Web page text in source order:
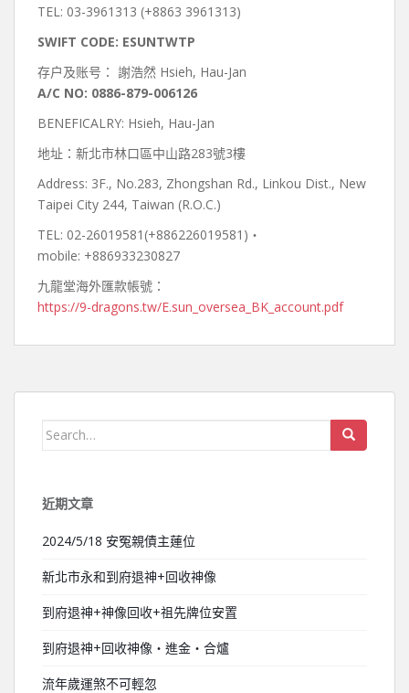
TEL: 03-3961313 (+8863 3961313)
SWIFT CODE: ESUNTWTP
存户及账号： 謝浩然 Hsieh, Hau-Jan
A/C NO: 0886-879-006126
BENEFICALRY: Hsieh, Hau-Jan
地址：新北市林口區中山路283號3樓
Address: 3F., No.283, Zhongshan Rd., Linkou Dist., New
Taipei City 244, Taiwan (R.O.C.)
TEL: 02-26019581(+886226019581)‧
mobile: +886933230827
九龍堂海外匯款帳號：
https://9-dragons.tw/E.sun_oversea_BK_account.pdf
Search for:
近期文章
2024/5/18 安冤親債主蓮位
新北市永和到府退神+回收神像
到府退神+神像回收+祖先牌位安置
到府退神+回收神像‧進金‧合爐
流年歲運煞不可輕忽